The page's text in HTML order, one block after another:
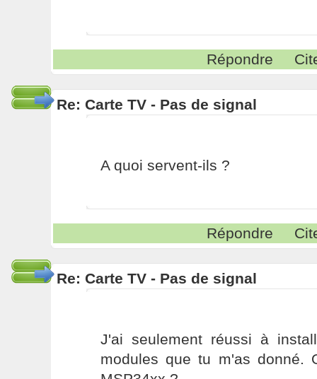
Répondre
Re: Carte TV - Pas de signal
A quoi servent-ils ?
Répondre
Re: Carte TV - Pas de signal
J'ai seulement réussi à
modules que tu m'as donné.